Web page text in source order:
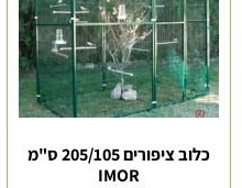
כלוב ציפורים 205/105 ס"מ
IMOR